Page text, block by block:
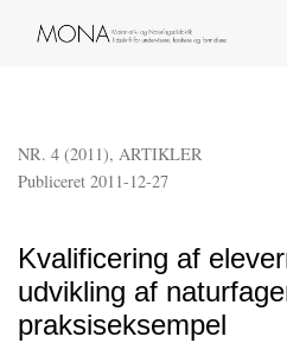
Kvalificering af elevernes stemme til
NR. 4 (2011), ARTIKLER
Kvalificering af
udvikling af
praksiseksempel
Publiceret 2011-12-27